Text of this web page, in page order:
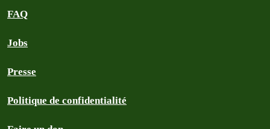
FAQ
Jobs
Presse
Politique de confidentialité